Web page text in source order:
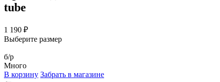
tube
1 190 ₽
Выберите размер
б/р
Много
В корзину Забрать в магазине